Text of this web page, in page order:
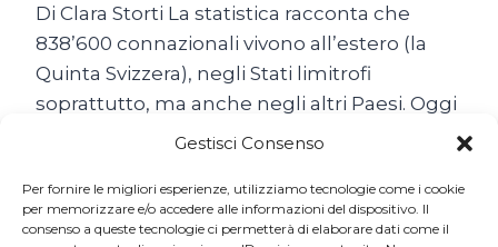
Gestisci Consenso
Per fornire le migliori esperienze, utilizziamo tecnologie come i cookie
per memorizzare e/o accedere alle informazioni del dispositivo. Il
consenso a queste tecnologie ci permetterà di elaborare dati come il
Di Clara Storti La statistica racconta che
838’600 connazionali vivono all’estero (la
Quinta Svizzera), negli Stati limitrofi
soprattutto, ma anche negli altri Paesi. Oggi
come ieri, non abbiamo mai smesso di
LEGGI TUTTOSON
TUTTE